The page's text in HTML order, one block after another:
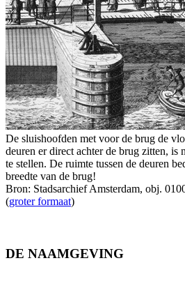
De sluishoofden met voor de brug de
deuren er direct achter de brug zitten, is
te stellen. De ruimte tussen de deuren
breedte van de brug!
Bron: Stadsarchief Amsterdam, obj.
(groter formaat)
DE NAAMGEVING